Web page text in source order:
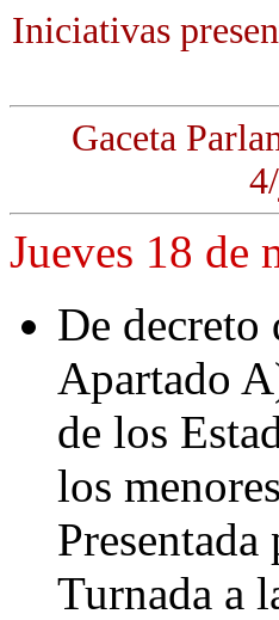
Iniciativas
Gaceta
Jueves 18 de
De
Apartado
de los
los
Turnada a